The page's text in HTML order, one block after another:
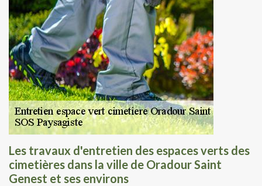
Les travaux d'entretien des espaces verts des
cimetières dans la ville de Oradour Saint
Genest et ses environs